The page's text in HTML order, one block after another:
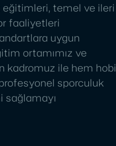
temel ve ileri
faaliyetleri
uygun
ortamımız ve
kadromuz ile hem hobi
sporculuk
sağlamayı